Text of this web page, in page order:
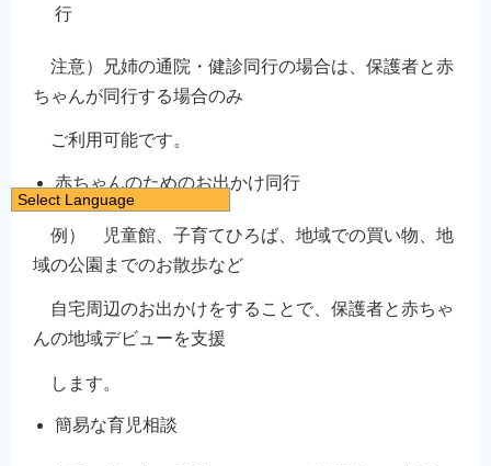
行
注意）兄姉の通院・健診同行の場合は、保護者と赤
ちゃんが同行する場合のみ
ご利用可能です。
赤ちゃんのためのお出かけ同行
例） 児童館、子育てひろば、地域での買い物、地
域の公園までのお散歩など
自宅周辺のお出かけをすることで、保護者と赤ちゃ
んの地域デビューを支援
します。
簡易な育児相談
Select Language
日本語
English
简体中文
繁體中文
Filipino